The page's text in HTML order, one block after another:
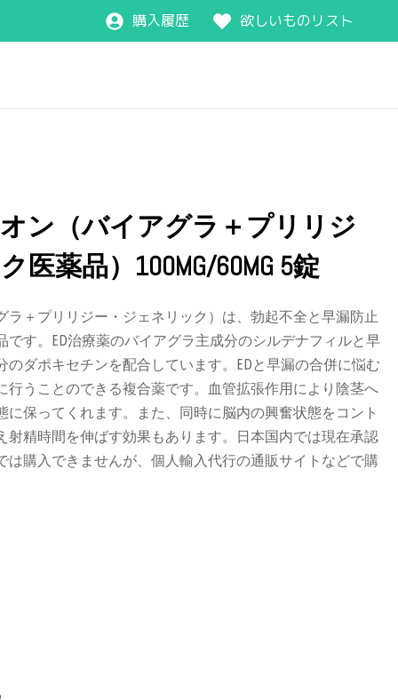
購入履歴 欲しいものリスト
ン（バイアグラ＋プリリジ
医薬品）100MG/60MG 5錠
ラ＋プリリジー・ジェネリック）は、勃起不全と早漏防止
です。ED治療薬のバイアグラ主成分のシルデナフィルと早
のダポキセチンを配合しています。EDと早漏の合併に悩む
行うことのできる複合薬です。血管拡張作用により陰茎へ
に保ってくれます。また、同時に脳内の興奮状態をコント
射精時間を伸ばす効果もあります。日本国内では現在承認
は購入できませんが、個人輸入代行の通販サイトなどで購